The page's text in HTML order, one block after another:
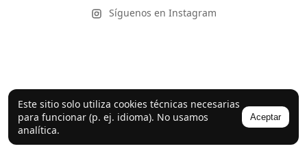
Este sitio solo utiliza cookies técnicas necesarias
para funcionar (p. ej. idioma). No usamos
analítica.
Aceptar
Síguenos en Instagram